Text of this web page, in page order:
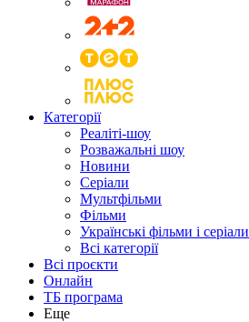
Категорії
Реаліті-шоу
Розважальні шоу
Новини
Серіали
Мультфільми
Фільми
Українські фільми і серіали
Всі категорії
Всі проєкти
Онлайн
ТБ програма
Еще